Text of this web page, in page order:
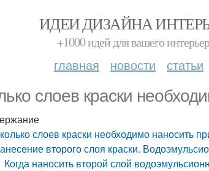
ИДЕИ ДИЗАЙНА
+1000 идей для вашего
главная новости статьи
слоев краски
слоев краски необходимо наносить
второго слоя краски.
Когда наносить второй слой